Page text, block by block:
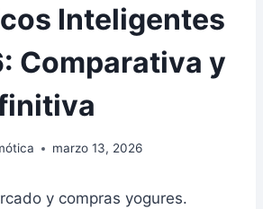
Inteligentes
Comparativa y
marzo 13, 2026
y compras yogures.